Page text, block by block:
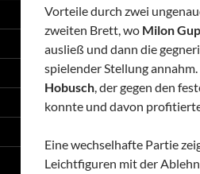
Vorteile durch zwei
zweiten Brett, wo Milon
ausließ und dann die
spielender Stellung
Hobusch, der gegen den
konnte und davon
Eine wechselhafte Partie
Leichtfiguren mit der